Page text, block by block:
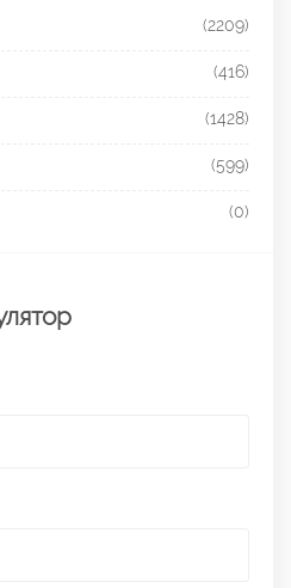
(2209)
(416)
(1428)
(599)
(0)